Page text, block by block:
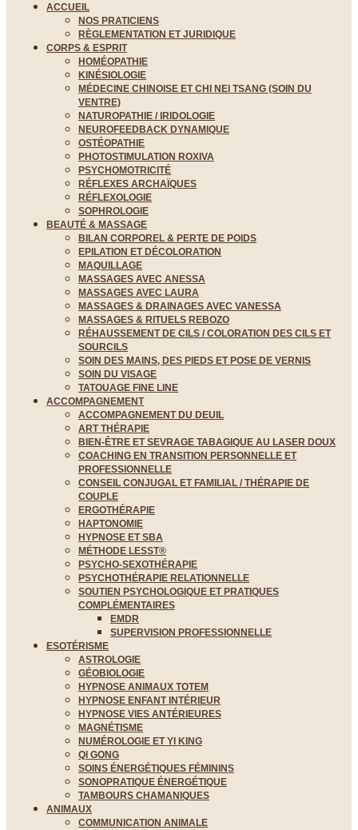
ACCUEIL
NOS PRATICIENS
RÈGLEMENTATION ET JURIDIQUE
CORPS & ESPRIT
HOMÉOPATHIE
KINÉSIOLOGIE
MÉDECINE CHINOISE ET CHI NEI TSANG (SOIN DU
VENTRE)
NATUROPATHIE / IRIDOLOGIE
NEUROFEEDBACK DYNAMIQUE
OSTÉOPATHIE
PHOTOSTIMULATION ROXIVA
PSYCHOMOTRICITÉ
RÉFLEXES ARCHAÏQUES
RÉFLEXOLOGIE
SOPHROLOGIE
BEAUTÉ & MASSAGE
BILAN CORPOREL & PERTE DE POIDS
EPILATION ET DÉCOLORATION
MAQUILLAGE
MASSAGES AVEC ANESSA
MASSAGES AVEC LAURA
MASSAGES & DRAINAGES AVEC VANESSA
MASSAGES & RITUELS REBOZO
RÉHAUSSEMENT DE CILS / COLORATION DES CILS ET
SOURCILS
SOIN DES MAINS, DES PIEDS ET POSE DE VERNIS
SOIN DU VISAGE
TATOUAGE FINE LINE
ACCOMPAGNEMENT
ACCOMPAGNEMENT DU DEUIL
ART THÉRAPIE
BIEN-ÊTRE ET SEVRAGE TABAGIQUE AU LASER DOUX
COACHING EN TRANSITION PERSONNELLE ET
PROFESSIONNELLE
CONSEIL CONJUGAL ET FAMILIAL / THÉRAPIE DE
COUPLE
ERGOTHÉRAPIE
HAPTONOMIE
HYPNOSE ET SBA
MÉTHODE LESST®
PSYCHO-SEXOTHÉRAPIE
PSYCHOTHÉRAPIE RELATIONNELLE
SOUTIEN PSYCHOLOGIQUE ET PRATIQUES
COMPLÉMENTAIRES
EMDR
SUPERVISION PROFESSIONNELLE
ESOTÉRISME
ASTROLOGIE
GÉOBIOLOGIE
HYPNOSE ANIMAUX TOTEM
HYPNOSE ENFANT INTÉRIEUR
HYPNOSE VIES ANTÉRIEURES
MAGNÉTISME
NUMÉROLOGIE ET YI KING
QI GONG
SOINS ÉNERGÉTIQUES FÉMININS
SONOPRATIQUE ÉNERGÉTIQUE
TAMBOURS CHAMANIQUES
ANIMAUX
COMMUNICATION ANIMALE